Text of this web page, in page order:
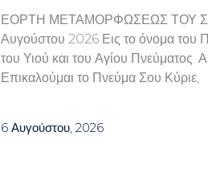
ΕΟΡΤΗ ΜΕΤΑΜΟΡΦΩΣΕΩΣ ΤΟΥ
Αυγούστου 2026 Εις το όνομα του
του Υιού και του Αγίου Πνεύματος.
Επικαλούμαι το Πνεύμα Σου Κύριε,
6 Αυγούστου, 2026